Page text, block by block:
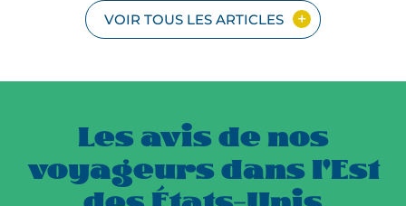
VOIR TOUS LES ARTICLES
Les avis de nos
voyageurs dans l'Est